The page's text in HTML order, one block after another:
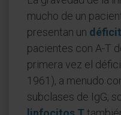
mucho de un
presentan un
pacientes con A-T
primera vez el
1961), a menudo
subclases de IgG,